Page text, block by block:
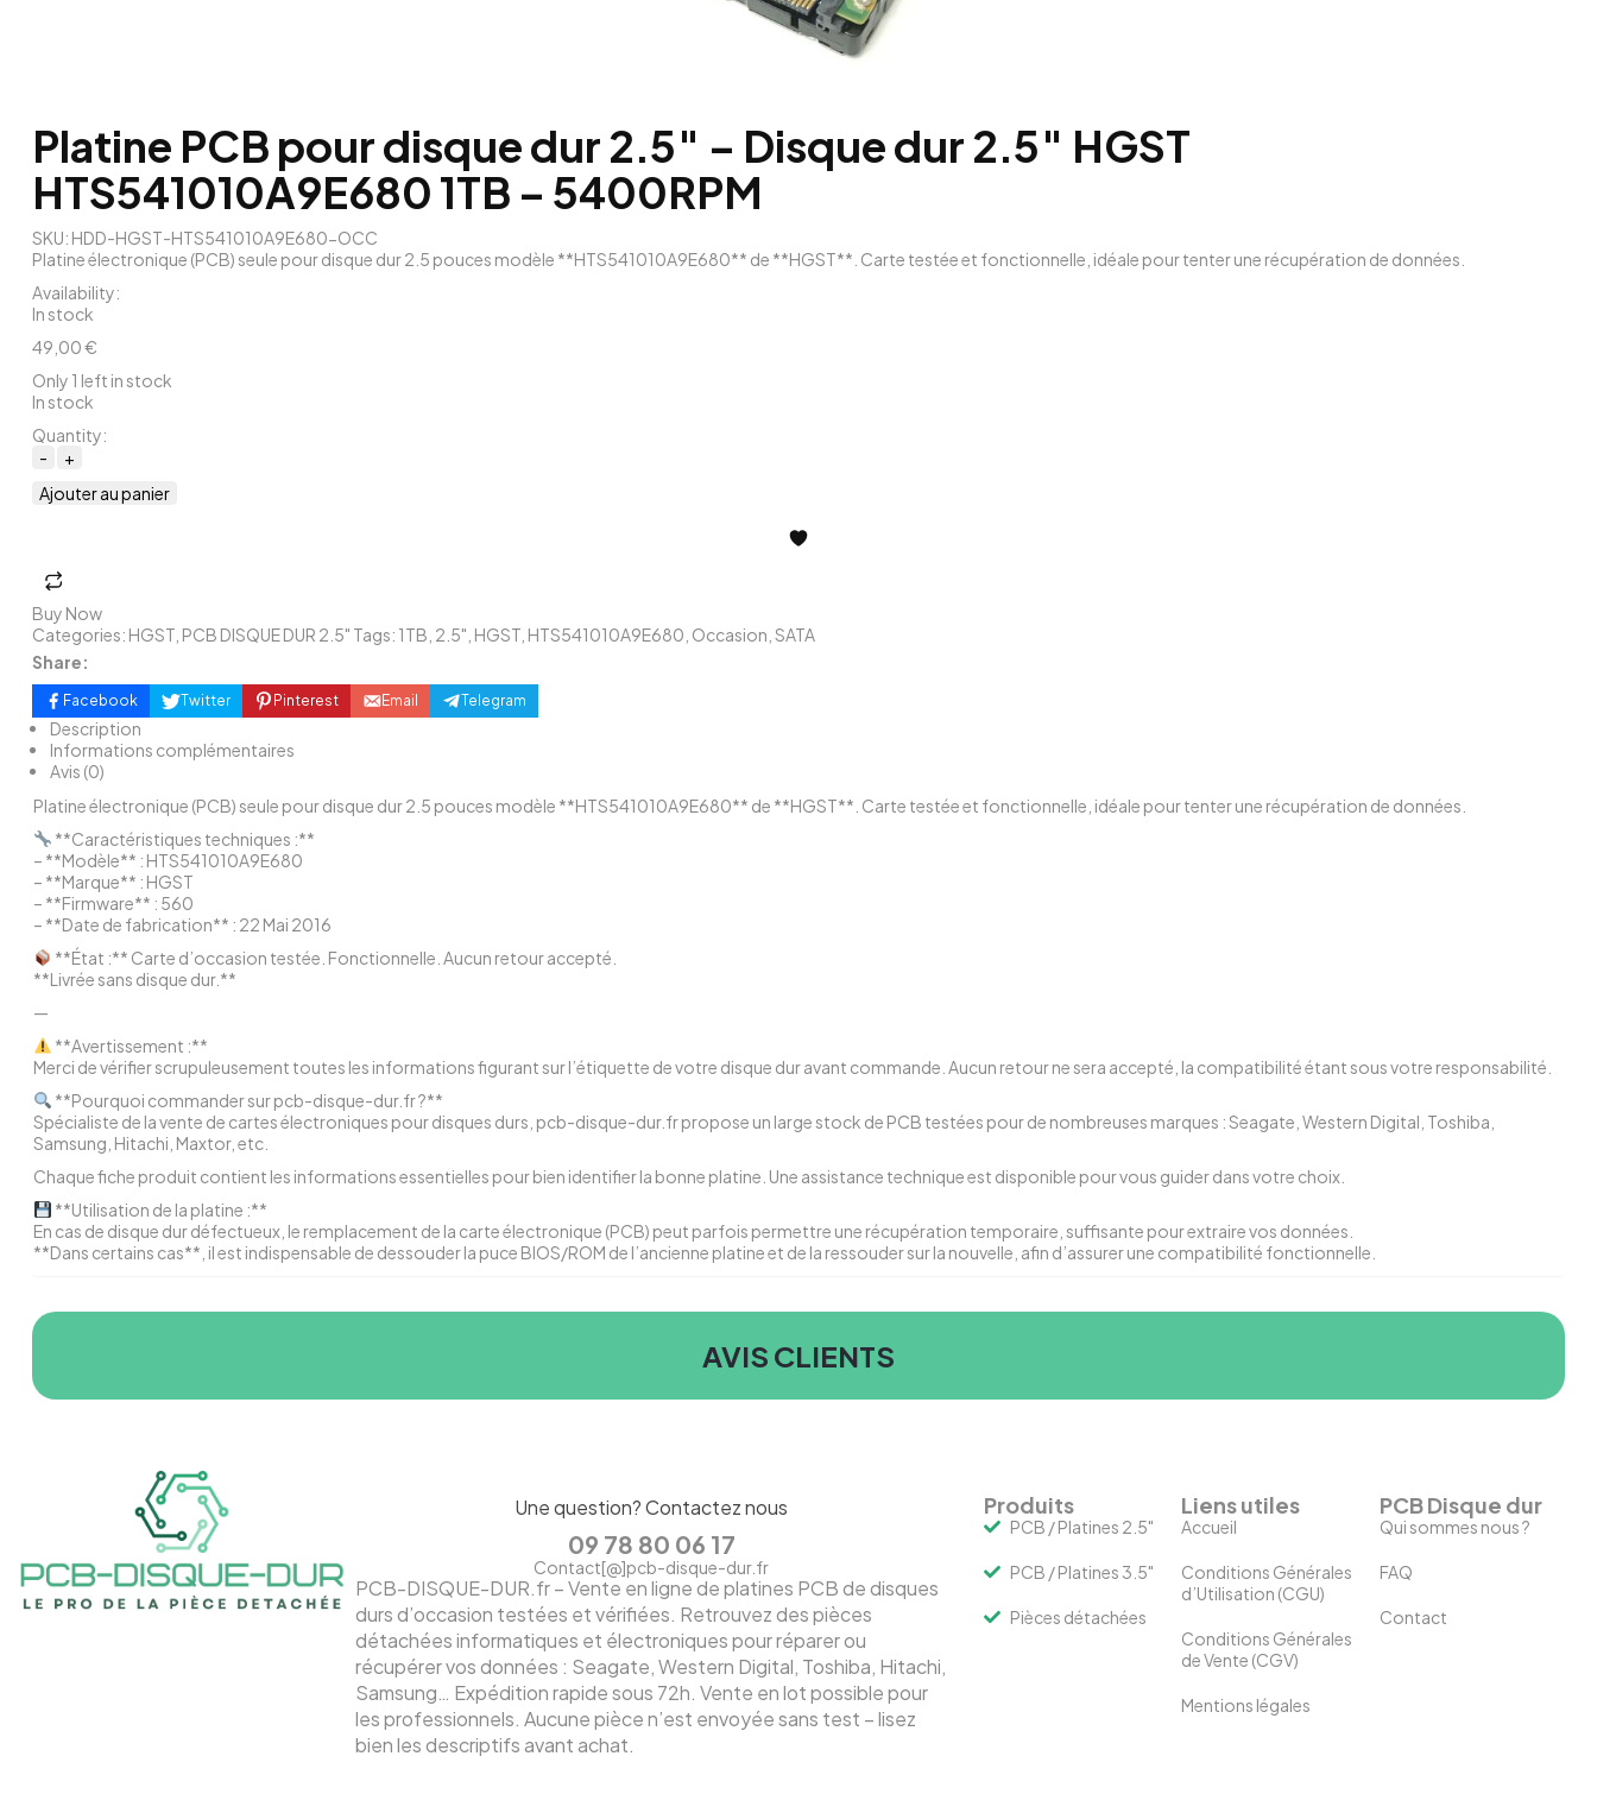
Platine PCB pour disque dur 2.5″ – Disque dur 2.5″ HGST
HTS541010A9E680 1TB – 5400RPM
SKU: HDD-HGST-HTS541010A9E680-OCC
Platine électronique (PCB) seule pour disque dur 2.5 pouces modèle **HTS541010A9E680** de **HGST**. Carte testée et fonctionnelle, idéale pour tenter une récupération de données.
Availability:
In stock
49,00€
Only 1 left in stock
In stock
Quantity:
Ajouter au panier
Buy Now
Categories: HGST PCB DISQUE DUR 2.5" Tags: 1TB 2.5" HGST HTS541010A9E680 Occasion SATA
Share:
Facebook Twitter Pinterest Email Telegram
Description
Informations complémentaires
Avis (0)
Platine électronique (PCB) seule pour disque dur 2.5 pouces modèle **HTS541010A9E680** de **HGST**. Carte testée et fonctionnelle, idéale pour tenter une récupération de données.
**Caractéristiques techniques :**
– **Modèle** : HTS541010A9E680
– **Marque** : HGST
– **Firmware** : 560
– **Date de fabrication** : 22 Mai 2016
**État :** Carte d’occasion testée. Fonctionnelle. Aucun retour accepté.
**Livrée sans disque dur.**
—
**Avertissement :**
Merci de vérifier scrupuleusement toutes les informations figurant sur l’étiquette de votre disque dur avant commande. Aucun retour ne sera accepté, la compatibilité étant sous votre responsabilité.
**Pourquoi commander sur pcb-disque-dur.fr ?**
Spécialiste de la vente de cartes électroniques pour disques durs, pcb-disque-dur.fr propose un large stock de PCB testées pour de nombreuses marques : Seagate, Western Digital, Toshiba,
Samsung, Hitachi, Maxtor, etc.
Chaque fiche produit contient les informations essentielles pour bien identifier la bonne platine. Une assistance technique est disponible pour vous guider dans votre choix.
**Utilisation de la platine :**
En cas de disque dur défectueux, le remplacement de la carte électronique (PCB) peut parfois permettre une récupération temporaire, suffisante pour extraire vos données.
**Dans certains cas**, il est indispensable de dessouder la puce BIOS/ROM de l’ancienne platine et de la ressouder sur la nouvelle, afin d’assurer une compatibilité fonctionnelle.
AVIS CLIENTS
Une question? Contactez nous
09 78 80 06 17
Contact[@]pcb-disque-dur.fr
PCB-DISQUE-DUR.fr – Vente en ligne de platines PCB de disques
durs d’occasion testées et vérifiées. Retrouvez des pièces
détachées informatiques et électroniques pour réparer ou
récupérer vos données : Seagate, Western Digital, Toshiba, Hitachi,
Samsung… Expédition rapide sous 72h. Vente en lot possible pour
les professionnels. Aucune pièce n’est envoyée sans test – lisez
bien les descriptifs avant achat.
Produits
PCB / Platines 2.5"
PCB / Platines 3.5"
Pièces détachées
Liens utiles
Accueil
Conditions Générales
d’Utilisation (CGU)
Conditions Générales
de Vente (CGV)
Mentions légales
PCB Disque dur
Qui sommes nous ?
FAQ
Contact